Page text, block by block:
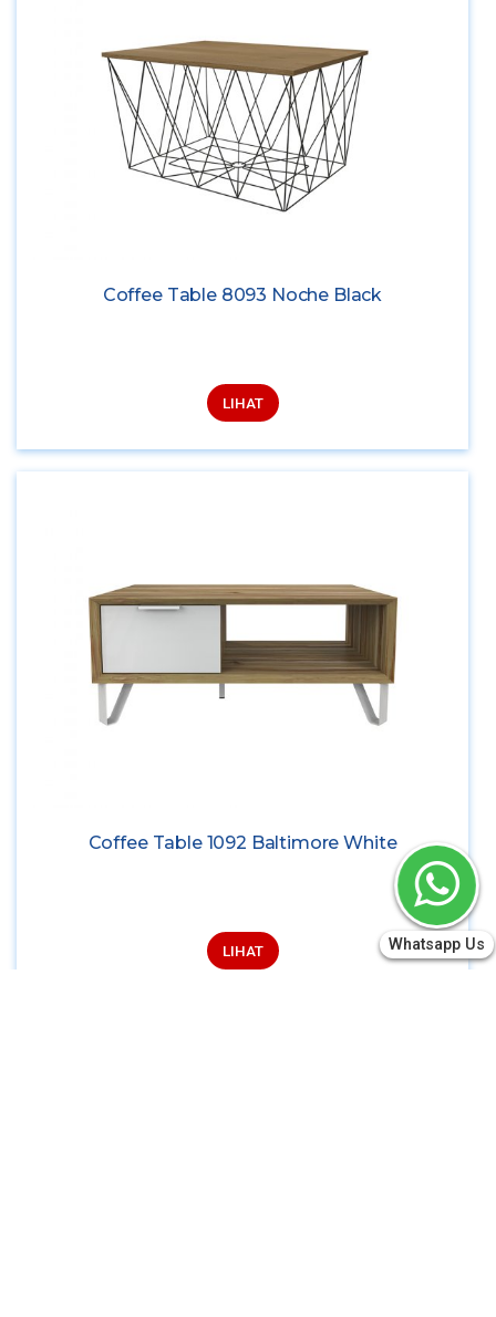
Coffee Table 8093 Noche Black
LIHAT
Coffee Table 1092 Baltimore White
LIHAT Whatsapp Us